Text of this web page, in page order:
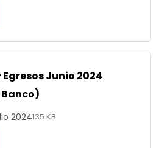
Junio 2024
2024135 KB